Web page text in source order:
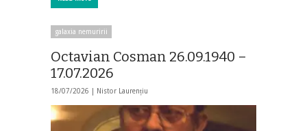
galaxia nemuririi
Octavian Cosman 26.09.1940 –
17.07.2026
18/07/2026 | Nistor Laurențiu